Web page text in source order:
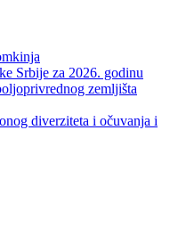
Srbije za 2026. godinu
zemljišta
diverziteta i očuvanja i